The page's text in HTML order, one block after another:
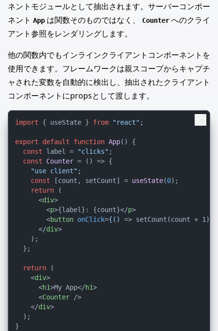
ネントモジュールとして抽出されます。サーバーコンポー
ネント App は関数そのものではなく、 Counter へのクライ
アント参照をレンダリングします。
他の関数内でもインラインクライアントコンポーネントを
使用できます。フレームワークは親スコープからキャプチ
ャされた変数を自動的に検出し、抽出されたクライアント
コンポーネントにpropsとして渡します。
import { useState } from "react" ;
export default function App( ) {
const label = "clicks" ;
const
Counter = ( ) => {
"use client" ;
const [count, setCount] = useState(0);
return (
<div>
<p>{label}: {count}</p>
<button onClick={() => setCount(count +
</div>
    );
  };
return (
<div>
<h1>My App</h1>
<Counter />
</div>
  );